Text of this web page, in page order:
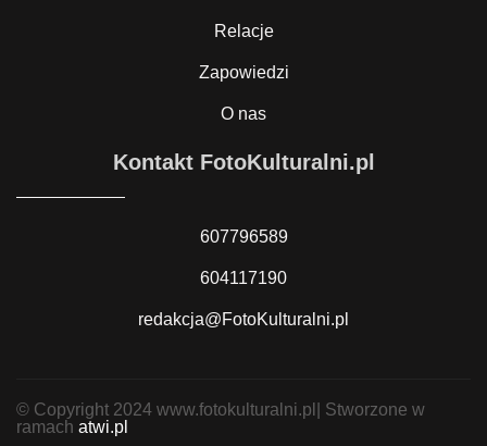
Relacje
Zapowiedzi
O nas
Kontakt FotoKulturalni.pl
607796589
604117190
redakcja@FotoKulturalni.pl
© Copyright 2024 www.fotokulturalni.pl| Stworzone w
ramach atwi.pl